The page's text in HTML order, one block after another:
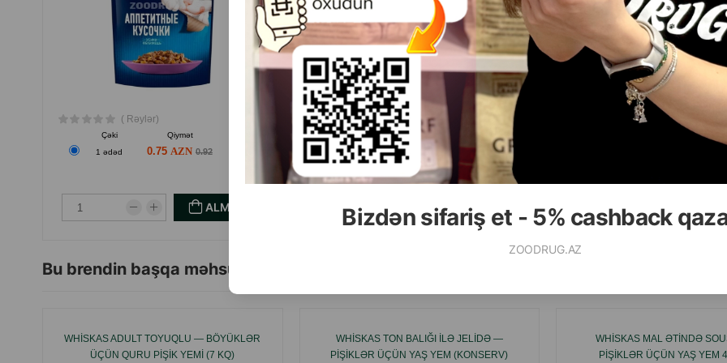
Bizdən sifariş et - 5% cashback
ZOODRUG.AZ
( Rəylər)
Çəki Qiymət
1 ədəd
0.75 0.92
ALMAQ
( Rəylər)
Çəki Qiymət
1 ədəd
0.90
ALMAQ
( Rəylər)
Qiymət
Bu brendin başqa məhsulları
WHISKAS ADULT TOYUQLU — BÖYÜKLƏR
ÜÇÜN QURU PIŞIK YEMI (7 KQ)
WHISKAS TON BALIĞI ILƏ JELIDƏ —
PIŞIKLƏR ÜÇÜN YAŞ YEM (KONSERV)
WHISKAS MAL ƏTINDƏ
PIŞIKLƏR ÜÇÜN YAŞ YEM